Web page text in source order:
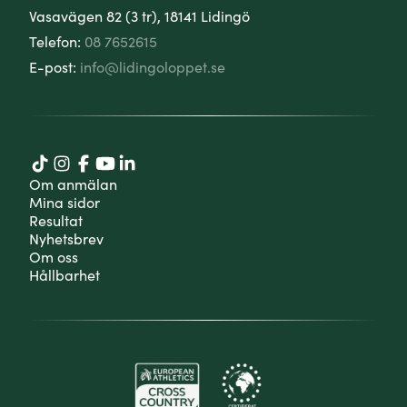
Vasavägen 82 (3 tr), 18141 Lidingö
Telefon: 08 7652615
E-post: info@lidingoloppet.se
Om anmälan
Mina sidor
Resultat
Nyhetsbrev
Om oss
Hållbarhet